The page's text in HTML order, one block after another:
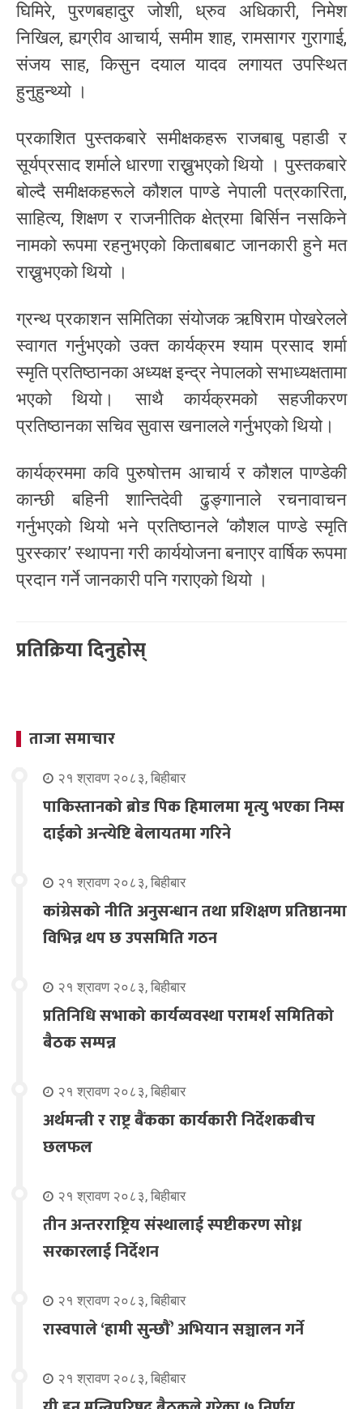
घिमिरे, पुरणबहादुर जोशी, ध्रुव अधिकारी, निमेश
निखिल, ह्यग्रीव आचार्य, समीम शाह, रामसागर गुरागाई,
संजय साह, किसुन दयाल यादव लगायत उपस्थित
हुनुहुन्थ्यो ।
प्रकाशित पुस्तकबारे समीक्षकहरू राजबाबु पहाडी र
सूर्यप्रसाद शर्माले धारणा राख्नुभएको थियो । पुस्तकबारे
बोल्दै समीक्षकहरूले कौशल पाण्डे नेपाली पत्रकारिता,
साहित्य, शिक्षण र राजनीतिक क्षेत्रमा बिर्सिन नसकिने
नामको रूपमा रहनुभएको किताबबाट जानकारी हुने मत
राख्नुभएको थियो ।
ग्रन्थ प्रकाशन समितिका संयोजक ऋषिराम पोखरेलले
स्वागत गर्नुभएको उक्त कार्यक्रम श्याम प्रसाद शर्मा
स्मृति प्रतिष्ठानका अध्यक्ष इन्द्र नेपालको सभाध्यक्षतामा
भएको थियो। साथै कार्यक्रमको सहजीकरण
प्रतिष्ठानका सचिव सुवास खनालले गर्नुभएको थियो।
कार्यक्रममा कवि पुरुषोत्तम आचार्य र कौशल पाण्डेकी
कान्छी बहिनी शान्तिदेवी ढुङ्गानाले रचनावाचन
गर्नुभएको थियो भने प्रतिष्ठानले ‘कौशल पाण्डे स्मृति
पुरस्कार’ स्थापना गरी कार्ययोजना बनाएर वार्षिक रूपमा
प्रदान गर्ने जानकारी पनि गराएको थियो ।
प्रतिक्रिया दिनुहोस्
ताजा समाचार
२१ श्रावण २०८३, बिहीबार
पाकिस्तानको ब्रोड पिक हिमालमा मृत्यु भएका निम्स
दाईको अन्त्येष्टि बेलायतमा गरिने
२१ श्रावण २०८३, बिहीबार
कांग्रेसको नीति अनुसन्धान तथा प्रशिक्षण प्रतिष्ठानमा
विभिन्न थप छ उपसमिति गठन
२१ श्रावण २०८३, बिहीबार
प्रतिनिधि सभाको कार्यव्यवस्था परामर्श समितिको
बैठक सम्पन्न
२१ श्रावण २०८३, बिहीबार
अर्थमन्त्री र राष्ट्र बैंकका कार्यकारी निर्देशकबीच
छलफल
२१ श्रावण २०८३, बिहीबार
तीन अन्तरराष्ट्रिय संस्थालाई स्पष्टीकरण सोध्न
सरकारलाई निर्देशन
२१ श्रावण २०८३, बिहीबार
रास्वपाले ‘हामी सुन्छौँ’ अभियान सञ्चालन गर्ने
२१ श्रावण २०८३, बिहीबार